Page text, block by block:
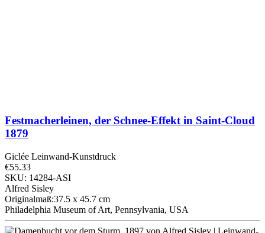
Festmacherleinen, der Schnee-Effekt in Saint-Cloud
1879
Giclée Leinwand-Kunstdruck
€55.33
SKU: 14284-ASI
Alfred Sisley
Originalmaß:37.5 x 45.7 cm
Philadelphia Museum of Art, Pennsylvania, USA